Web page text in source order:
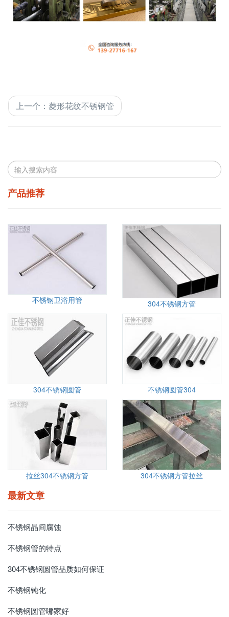
上一个 ： 菱形花纹不锈钢管
产品推荐
不锈钢卫浴用管 304不锈钢方管
304不锈钢圆管 不锈钢圆管304
拉丝304不锈钢方管 304不锈钢方管拉丝
最新文章
不锈钢晶间腐蚀
不锈钢管的特点
304不锈钢圆管品质如何保证
不锈钢钝化
不锈钢圆管哪家好